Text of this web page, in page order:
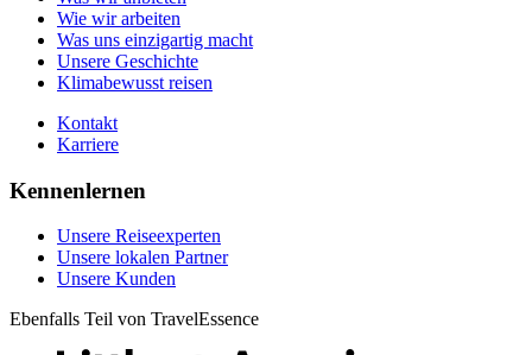
Karriere
Wie wir arbeiten
Was uns einzigartig macht
Unsere Geschichte
Klimabewusst reisen
Kontakt
Karriere
Kennenlernen
Unsere Reiseexperten
Unsere lokalen Partner
Unsere Kunden
Ebenfalls Teil von TravelEssence